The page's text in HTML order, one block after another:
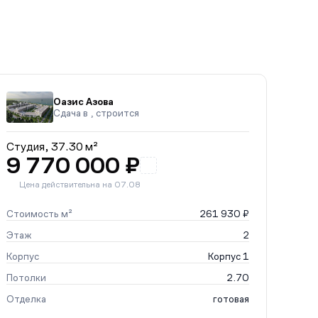
Оазис Азова
Сдача в , строится
Студия, 37.30 м²
9 770 000 ₽
Цена действительна на 07.08
Стоимость м²
261 930 ₽
Этаж
2
Корпус
Корпус 1
Потолки
2.70
Отделка
готовая